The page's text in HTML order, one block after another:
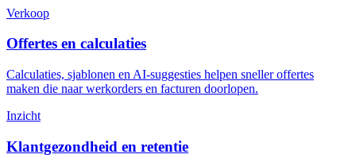
Verkoop
Offertes en calculaties
Calculaties, sjablonen en AI-suggesties helpen sneller offertes
maken die naar werkorders en facturen doorlopen.
Inzicht
Klantgezondheid en retentie